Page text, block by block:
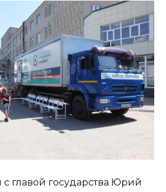
с главой государства Юрий